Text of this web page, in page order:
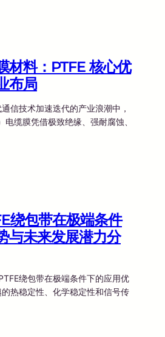
材料：PTFE 核心优
布局
信技术加速迭代的产业浪潮中，
电缆膜凭借极致绝缘、强耐腐蚀、
绕包带在极端条件
与未来发展潜力分
绕包带在极端条件下的应用优
热稳定性、化学稳定性和信号传